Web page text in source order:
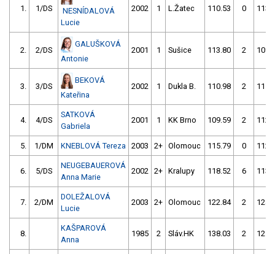
1. 1/DS
NESNÍDALOVÁ
Lucie
2002 1 L.Žatec 110.53 0
2. 2/DS
GALUŠKOVÁ
Antonie
2001 1 Sušice 113.80 2
3. 3/DS
BEKOVÁ
Kateřina
2002 1 Dukla B. 110.98 2
4. 4/DS
SATKOVÁ
Gabriela
2001 1 KK Brno 109.59 2
5. 1/DM KNEBLOVÁ Tereza 2003 2+ Olomouc 115.79 0
6. 5/DS
NEUGEBAUEROVÁ
Anna Marie
2002 2+ Kralupy 118.52 6
7. 2/DM
DOLEŽALOVÁ
Lucie
2003 2+ Olomouc 122.84 2
8.
KAŠPAROVÁ
Anna
1985 2 Sláv.HK 138.03 2